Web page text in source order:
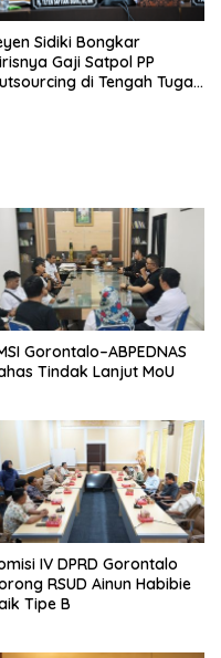
Sidiki Bongkar
Gaji Satpol PP
di Tengah Tugas
Gorontalo–ABPEDNAS
Tindak Lanjut MoU
IV DPRD Gorontalo
RSUD Ainun Habibie
Tipe B